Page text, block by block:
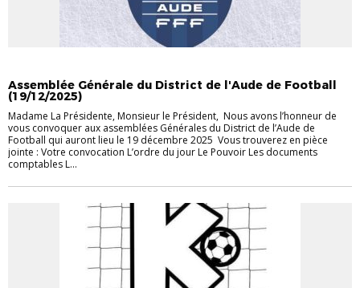
Assemblée Générale du District de l'Aude de Football
(19/12/2025)
Madame La Présidente, Monsieur le Président, Nous avons l’honneur de
vous convoquer aux assemblées Générales du District de l’Aude de
Football qui auront lieu le 19 décembre 2025 Vous trouverez en pièce
jointe : Votre convocation L’ordre du jour Le Pouvoir Les documents
comptables L...